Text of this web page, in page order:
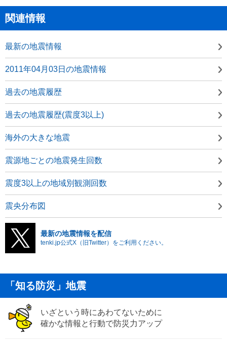
関連情報
最新の地震情報
2011年04月03日の地震情報
過去の地震履歴
過去の地震履歴(震度3以上)
海外の大きな地震
震源地ごとの地震発生回数
震度3以上の地域別観測回数
震央分布図
最新の地震情報を配信
tenki.jp公式X（旧Twitter）をご利用ください。
「知る防災」地震
いざという時にあわてないために
確かな情報と行動で防災力アップ